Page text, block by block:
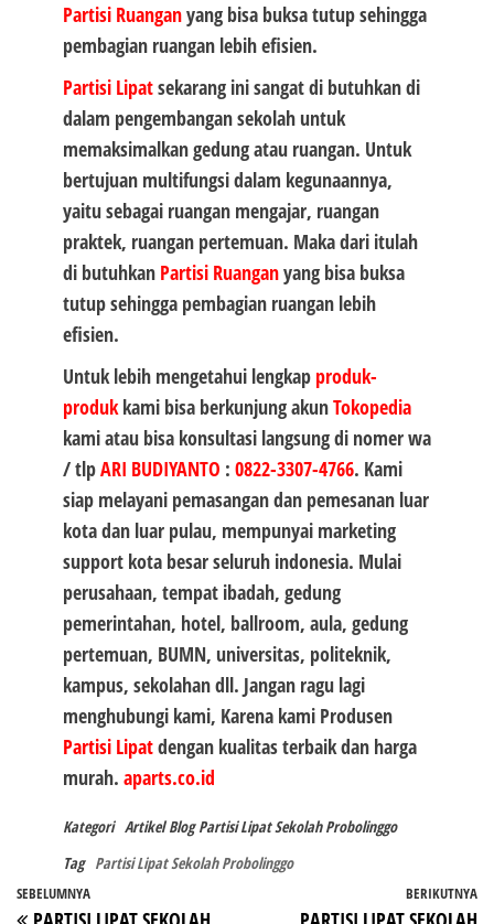
Partisi Ruanganyang bisa buksa tutup sehingga
pembagian ruangan lebih efisien.
Partisi Lipatsekarang ini sangat di butuhkan di
dalam pengembangan sekolah untuk
memaksimalkan gedung atau ruangan. Untuk
bertujuan multifungsi dalam kegunaannya,
yaitu sebagai ruangan mengajar, ruangan
praktek, ruangan pertemuan. Maka dari itulah
di butuhkan Partisi Ruanganyang bisa buksa
tutup sehingga pembagian ruangan lebih
efisien.
Untuk lebih mengetahui lengkap produk-
produkkami bisa berkunjung akunTokopedia
kami atau bisa konsultasi langsung di nomer wa
/ tlpARI BUDIYANTO : 0822-3307-4766. Kami
siap melayani pemasangan dan pemesanan luar
kota dan luar pulau, mempunyai marketing
support kota besar seluruh indonesia. Mulai
perusahaan, tempat ibadah, gedung
pemerintahan, hotel, ballroom, aula, gedung
pertemuan, BUMN, universitas, politeknik,
kampus, sekolahan dll. Jangan ragu lagi
menghubungi kami, Karena kami Produsen
Partisi Lipatdengan kualitas terbaik dan harga
murah. aparts.co.id
Kategori Artikel Blog Partisi Lipat Sekolah Probolinggo
Tag Partisi Lipat Sekolah Probolinggo
Navigasi
Pos
SEBELUMNYA BERIKUTNYA